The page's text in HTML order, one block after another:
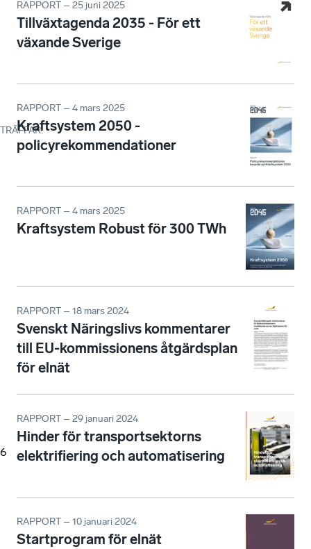
TRÄFFAR:
6
RAPPORT – 25 juni 2025
Tillväxtagenda 2035 - För ett
växande Sverige
RAPPORT – 4 mars 2025
Kraftsystem 2050 -
policyrekommendationer
RAPPORT – 4 mars 2025
Kraftsystem Robust för 300 TWh
RAPPORT – 18 mars 2024
Svenskt Näringslivs kommentarer
till EU-kommissionens åtgärdsplan
för elnät
RAPPORT – 29 januari 2024
Hinder för transportsektorns
elektrifiering och automatisering
RAPPORT – 10 januari 2024
Startprogram för elnät